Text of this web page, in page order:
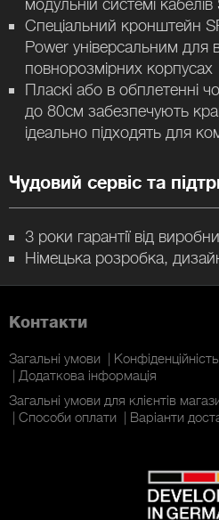
Спеціальний кронштейн
Power універсальним для
повнорозмірних корпусах
Пласкі або в обплетенні
до 80см забезпечують
ідеально підходять для
Чудовий сервіс та
3 роки гарантії від
Німецька розробка,
Контакти
Загальні умови Конфіденційність
Додаткова інформація
Загальні умови для клієнтів
Способи оплати
Варіанти